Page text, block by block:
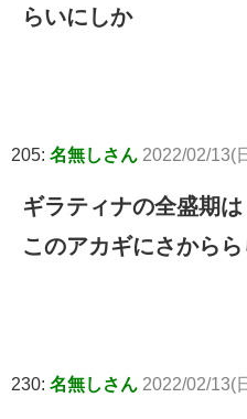
らいにしか
205: 名無しさん 2022/02/13(
ギラティナの全盛期は
このアカギにさから
230: 名無しさん 2022/02/13(